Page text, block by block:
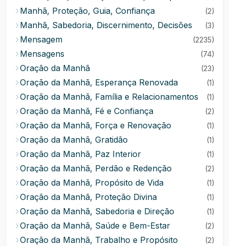
Manhã, Proteção, Guia, Confiança (2)
Manhã, Sabedoria, Discernimento, Decisões (3)
Mensagem (2235)
Mensagens (74)
Oração da Manhã (23)
Oração da Manhã, Esperança Renovada (1)
Oração da Manhã, Família e Relacionamentos (1)
Oração da Manhã, Fé e Confiança (2)
Oração da Manhã, Força e Renovação (1)
Oração da Manhã, Gratidão (1)
Oração da Manhã, Paz Interior (1)
Oração da Manhã, Perdão e Redenção (2)
Oração da Manhã, Propósito de Vida (1)
Oração da Manhã, Proteção Divina (1)
Oração da Manhã, Sabedoria e Direção (1)
Oração da Manhã, Saúde e Bem-Estar (2)
Oração da Manhã, Trabalho e Propósito (2)